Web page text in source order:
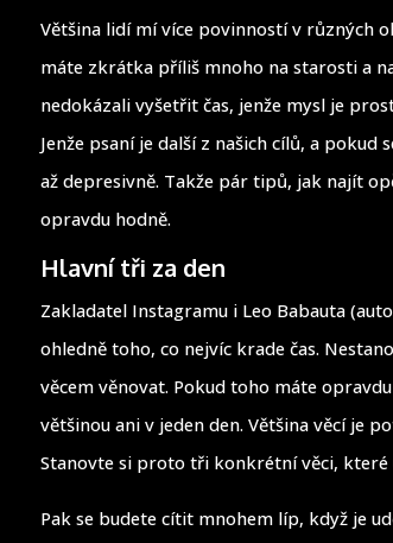
Většina lidí mí více povinností v různých
máte zkrátka příliš mnoho na starosti a
nedokázali vyšetřit čas, jenže mysl je
Jenže psaní je další z našich cílů, a
až depresivně. Takže pár tipů, jak najít
opravdu hodně.
Hlavní tři za den
Zakladatel Instagramu i Leo Babauta
ohledně toho, co nejvíc krade čas.
věcem věnovat. Pokud toho máte
většinou ani v jeden den. Většina věcí je
Stanovte si proto tři konkrétní věci, které
Pak se budete cítit mnohem líp, když je